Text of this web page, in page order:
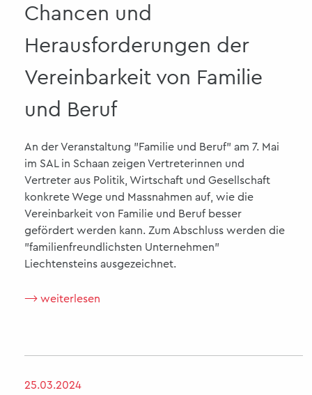
Chancen und
Herausforderungen der
Vereinbarkeit von Familie
und Beruf
An der Veranstaltung "Familie und Beruf" am 7. Mai
im SAL in Schaan zeigen Vertreterinnen und
Vertreter aus Politik, Wirtschaft und Gesellschaft
konkrete Wege und Massnahmen auf, wie die
Vereinbarkeit von Familie und Beruf besser
gefördert werden kann. Zum Abschluss werden die
"familienfreundlichsten Unternehmen"
Liechtensteins ausgezeichnet.
⟶ weiterlesen
25.03.2024